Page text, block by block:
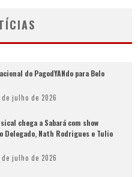
do PagodYANdo para Belo
de julho de 2026
chega a Sabará com show
Nath Rodrigues e Tulio
de julho de 2026